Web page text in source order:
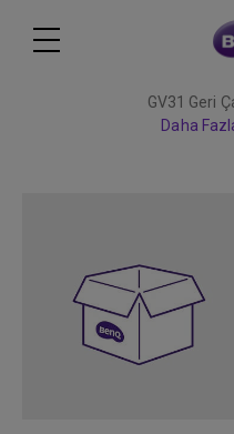
GV31 Geri
Daha